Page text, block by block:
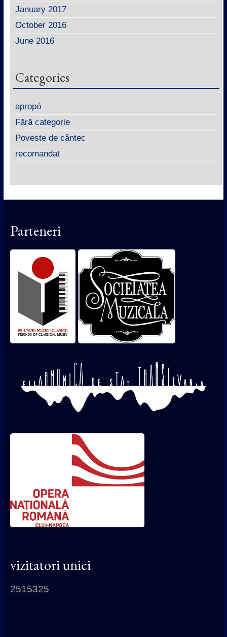
January 2017
October 2016
June 2016
Categories
apropó
Fără categorie
Poveste de cântec
recomandat
Parteneri
vizitatori unici
2515325